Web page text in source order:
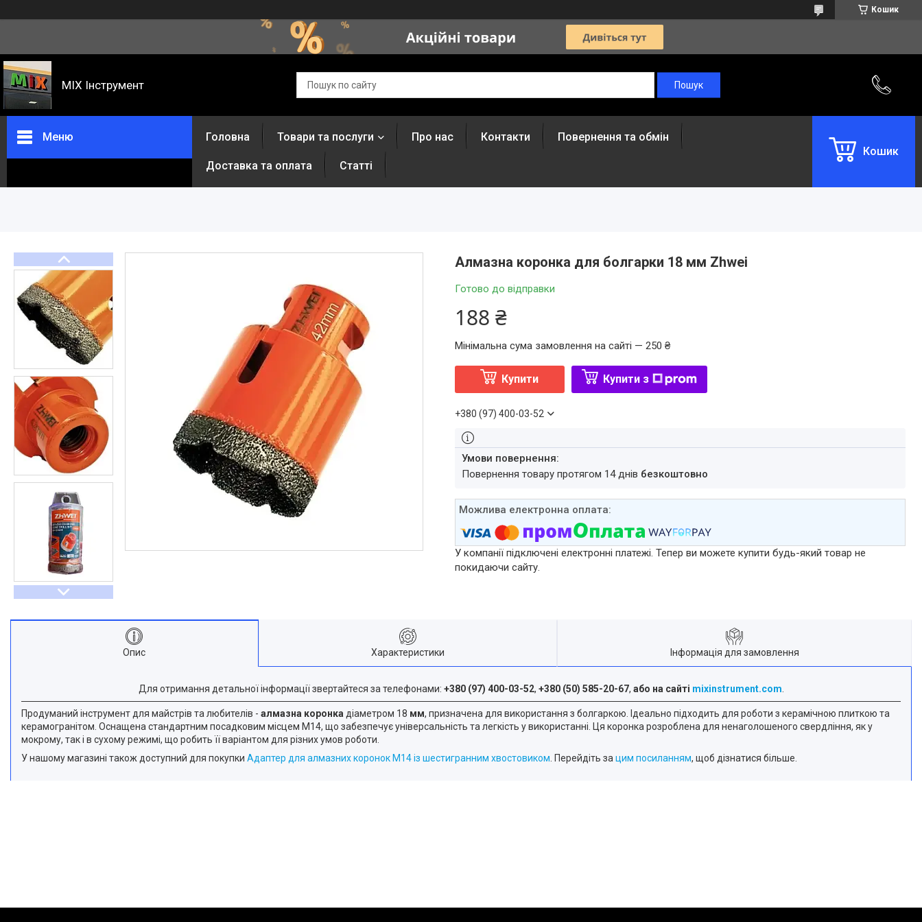
Кошик
MIX Інструмент
Меню Головна Товари та послуги Про нас Контакти Повернення та обмін
Доставка та оплата Статті
Кошик
Алмазна коронка для болгарки 18 мм Zhwei
Готово до відправки
188 ₴
Мінімальна сума замовлення на сайті — 250 ₴
Купити Купити з
+380 (97) 400-03-52
повернення товару протягом 14 днів безкоштовно
У компанії підключені електронні платежі. Тепер ви можете купити будь-який товар не
покидаючи сайту.
Опис Характеристики Інформація для замовлення
Для отримання детальної інформації звертайтеся за телефонами: +380 (97) 400-03-52, +380 (50) 585-20-67, або на сайті mixinstrument.com
Продуманий інструмент для майстрів та любителів - алмазна коронка діаметром 18 мм, призначена для використання з болгаркою. Ідеально підходить для роботи з керамічною плиткою та
керамогранітом. Оснащена стандартним посадковим місцем M14, що забезпечує універсальність та легкість у використанні. Ця коронка розроблена для ненаголошеного свердління, як у
мокрому, так і в сухому режимі, що робить її варіантом для різних умов роботи.
У нашому магазині також доступний для покупки Адаптер для алмазних коронок M14 із шестигранним хвостовиком . Перейдіть за цим посиланням, щоб дізнатися більше.